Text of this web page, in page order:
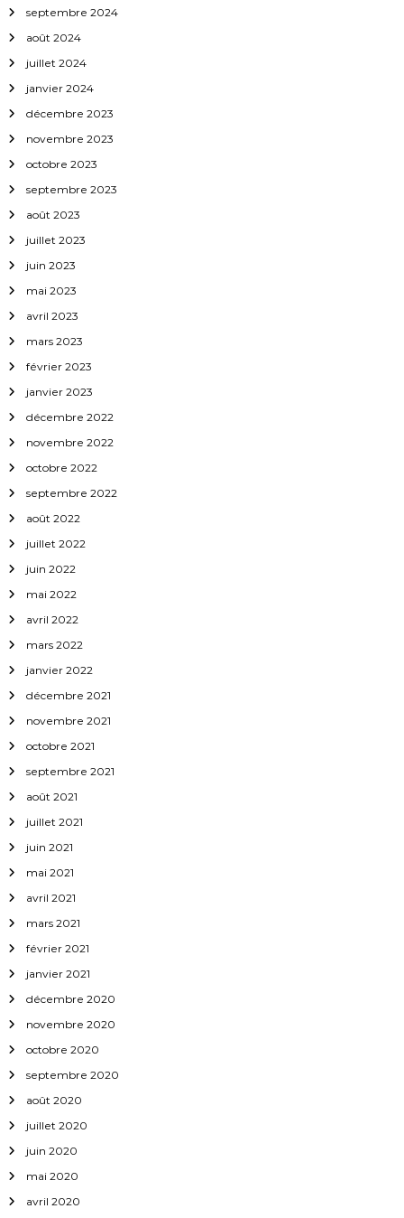
e
s
a
r
t
i
c
l
e
s
septembre 2024
août 2024
juillet 2024
janvier 2024
décembre 2023
novembre 2023
octobre 2023
septembre 2023
août 2023
juillet 2023
juin 2023
mai 2023
avril 2023
mars 2023
février 2023
janvier 2023
décembre 2022
novembre 2022
octobre 2022
septembre 2022
août 2022
juillet 2022
juin 2022
mai 2022
avril 2022
mars 2022
janvier 2022
décembre 2021
novembre 2021
octobre 2021
septembre 2021
août 2021
juillet 2021
juin 2021
mai 2021
avril 2021
mars 2021
février 2021
janvier 2021
décembre 2020
novembre 2020
octobre 2020
septembre 2020
août 2020
juillet 2020
juin 2020
mai 2020
avril 2020